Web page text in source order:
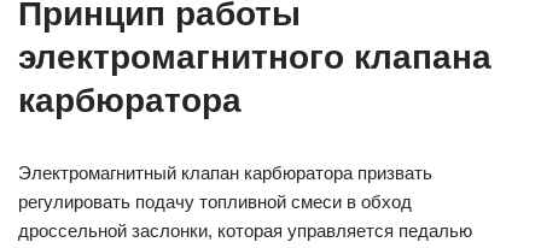
Принцип работы
электромагнитного клапана
карбюратора
Электромагнитный клапан карбюратора призвать
регулировать подачу топливной смеси в обход
дроссельной заслонки, которая управляется педалью